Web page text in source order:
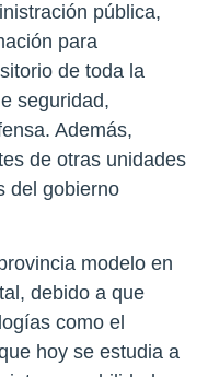
pública,
para
de toda la
seguridad,
Además,
de otras unidades
del gobierno
modelo en
debido a que
como el
hoy se estudia a